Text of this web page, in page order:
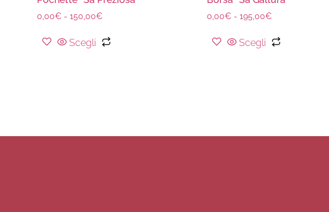
0,00€ - 150,00€
Scegli
0,00€ - 195,00€
Scegli